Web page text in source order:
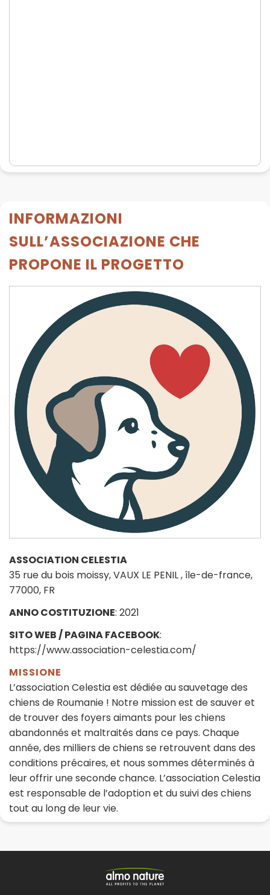
INFORMAZIONI
SULL’ASSOCIAZIONE CHE
PROPONE IL PROGETTO
ASSOCIATION CELESTIA
35 rue du bois moissy, VAUX LE PENIL , île-de-france,
77000, FR
ANNO COSTITUZIONE: 2021
SITO WEB / PAGINA FACEBOOK:
https://www.association-celestia.com/
MISSIONE
L’association Celestia est dédiée au sauvetage des
chiens de Roumanie ! Notre mission est de sauver et
de trouver des foyers aimants pour les chiens
abandonnés et maltraités dans ce pays. Chaque
année, des milliers de chiens se retrouvent dans des
conditions précaires, et nous sommes déterminés à
leur offrir une seconde chance. L’association Celestia
est responsable de l’adoption et du suivi des chiens
tout au long de leur vie.